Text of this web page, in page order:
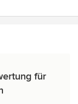
für